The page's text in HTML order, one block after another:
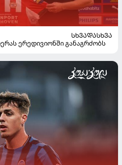
ᲡᲮᲕᲐᲓᲐᲡᲮᲕᲐ
ერედივიონში განაგრძობს